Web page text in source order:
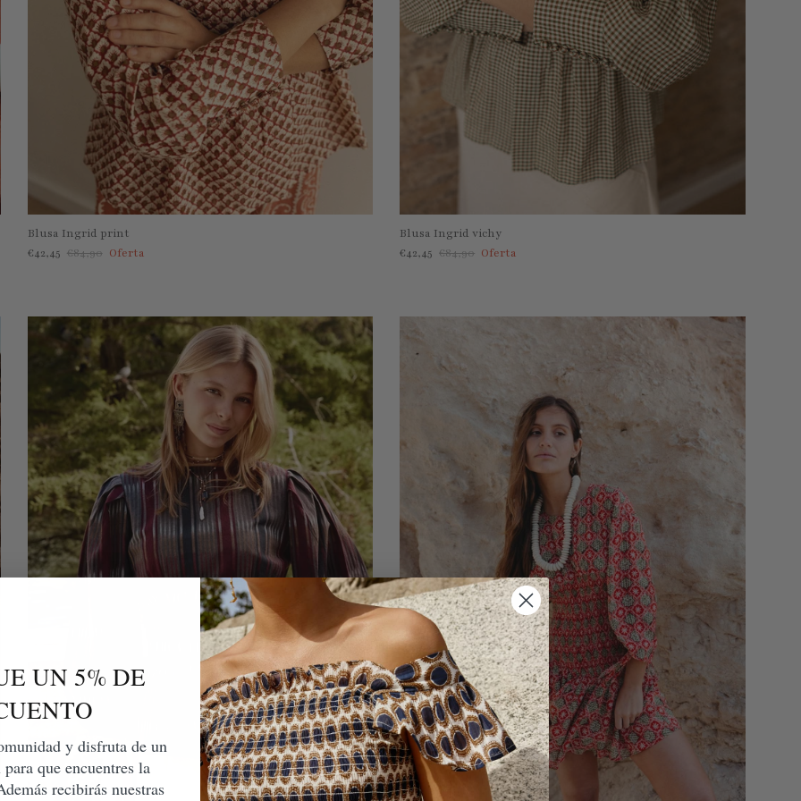
Blusa Ingrid print
Precio de venta
€42,45 Precio normal
€84,90 Oferta
Blusa Ingrid vichy
Precio de venta
€42,45 Precio normal
€84,90 Oferta
UN 5% DE
y disfruta de un
que encuentres la
recibirás nuestras